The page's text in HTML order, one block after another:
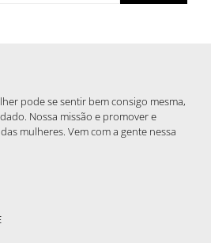
pode se sentir bem consigo mesma,
Nossa missão e promover e
mulheres. Vem com a gente nessa